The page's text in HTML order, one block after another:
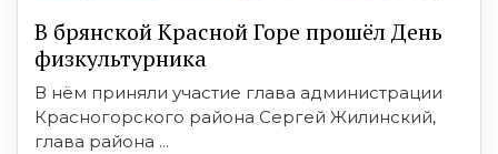
В брянской Красной Горе прошёл День
физкультурника
В нём приняли участие глава администрации
Красногорского района Сергей Жилинский,
глава района ...